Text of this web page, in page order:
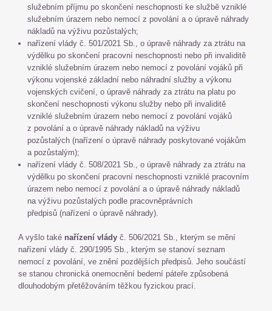
služebním příjmu po skončení neschopnosti ke službě vzniklé
služebním úrazem nebo nemocí z povolání a o úpravě náhrady
nákladů na výživu pozůstalých;
nařízení vlády č. 501/2021 Sb., o úpravě náhrady za ztrátu na
výdělku po skončení pracovní neschopnosti nebo při invaliditě
vzniklé služebním úrazem nebo nemocí z povolání vojáků při
výkonu vojenské základní nebo náhradní služby a výkonu
vojenských cvičení, o úpravě náhrady za ztrátu na platu po
skončení neschopnosti výkonu služby nebo při invaliditě
vzniklé služebním úrazem nebo nemocí z povolání vojáků
z povolání a o úpravě náhrady nákladů na výživu
pozůstalých (nařízení o úpravě náhrady poskytované vojákům
a pozůstalým);
nařízení vlády č. 508/2021 Sb., o úpravě náhrady za ztrátu na
výdělku po skončení pracovní neschopnosti vzniklé pracovním
úrazem nebo nemocí z povolání a o úpravě náhrady nákladů
na výživu pozůstalých podle pracovněprávních
předpisů (nařízení o úpravě náhrady).
A vyšlo také nařízení vlády č. 506/2021 Sb., kterým se mění
nařízení vlády č. 290/1995 Sb., kterým se stanoví seznam
nemocí z povolání, ve znění pozdějších předpisů. Jeho součástí
se stanou chronická onemocnění bederní páteře způsobená
dlouhodobým přetěžováním těžkou fyzickou prací.